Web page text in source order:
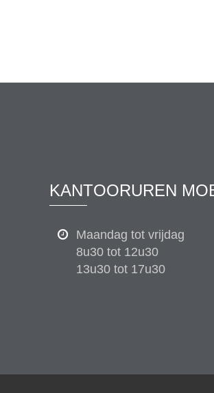
KANTOORUREN
Maandag tot vrijdag
8u30 tot 12u30
13u30 tot 17u30